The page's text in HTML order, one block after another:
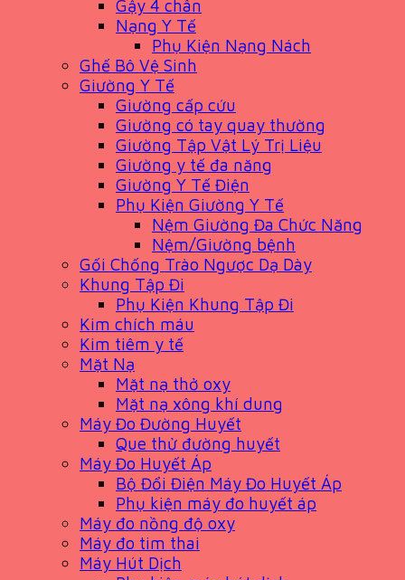
Gậy 4 chân
Nạng Y Tế
Phụ Kiện Nạng Nách
Ghế Bô Vệ Sinh
Giường Y Tế
Giường cấp cứu
Giường có tay quay thường
Giường Tập Vật Lý Trị Liệu
Giường y tế đa năng
Giường Y Tế Điện
Phụ Kiện Giường Y Tế
Nệm Giường Đa Chức Năng
Nệm/Giường bệnh
Gối Chống Trào Ngược Dạ Dày
Khung Tập Đi
Phụ Kiện Khung Tập Đi
Kim chích máu
Kim tiêm y tế
Mặt Nạ
Mặt nạ thở oxy
Mặt nạ xông khí dung
Máy Đo Đường Huyết
Que thử đường huyết
Máy Đo Huyết Áp
Bộ Đổi Điện Máy Đo Huyết Áp
Phụ kiện máy đo huyết áp
Máy đo nồng độ oxy
Máy đo tim thai
Máy Hút Dịch